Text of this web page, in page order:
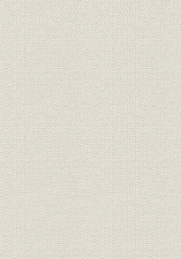
口絵
第1章 生産
第2章 設備と技術
第3章 技術管理と開発
III 管理と販売
口絵
第1章 定款と役員